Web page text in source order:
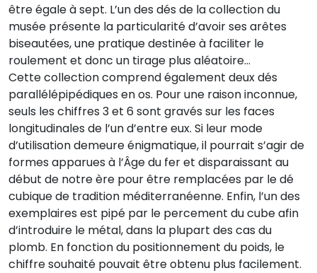
être égale à sept. L’un des dés de la collection du
musée présente la particularité d’avoir ses arêtes
biseautées, une pratique destinée à faciliter le
roulement et donc un tirage plus aléatoire…
Cette collection comprend également deux dés
parallélépipédiques en os. Pour une raison inconnue,
seuls les chiffres 3 et 6 sont gravés sur les faces
longitudinales de l’un d’entre eux. Si leur mode
d’utilisation demeure énigmatique, il pourrait s’agir de
formes apparues à l’Âge du fer et disparaissant au
début de notre ère pour être remplacées par le dé
cubique de tradition méditerranéenne. Enfin, l’un des
exemplaires est pipé par le percement du cube afin
d’introduire le métal, dans la plupart des cas du
plomb. En fonction du positionnement du poids, le
chiffre souhaité pouvait être obtenu plus facilement.